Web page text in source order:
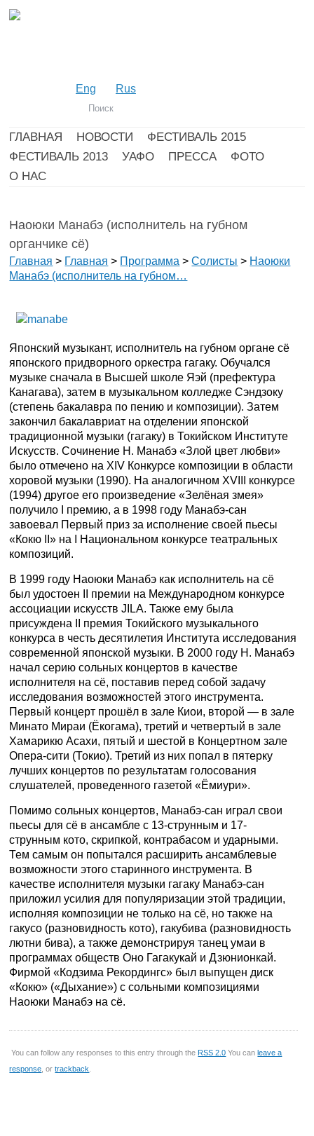
Eng Rus
ГЛАВНАЯ НОВОСТИ
ФЕСТИВАЛЬ 2015
ФЕСТИВАЛЬ 2013
УАФО ПРЕССА
ФОТО
О НАС
Наоюки Манабэ (исполнитель на губном
органчике сё)
Главная > Главная > Программа >Солисты > Наоюки
Манабэ (исполнитель на губном…
Японский музыкант, исполнитель на губном органе сё
японского придворного оркестра гагаку. Обучался
музыке сначала в Высшей школе Яэй (префектура
Канагава), затем в музыкальном колледже Сэндзоку
(степень бакалавра по пению и композиции). Затем
закончил бакалавриат на отделении японской
традиционной музыки (гагаку) в Токийском Институте
Искусств. Сочинение Н. Манабэ «Злой цвет любви»
было отмечено на XIV Конкурсе композиции в области
хоровой музыки (1990). На аналогичном XVIII конкурсе
(1994) другое его произведение «Зелёная змея»
получило I премию, а в 1998 году Манабэ-сан
завоевал Первый приз за исполнение своей пьесы
«Кокю II» на I Национальном конкурсе театральных
композиций.
В 1999 году Наоюки Манабэ как исполнитель на сё
был удостоен II премии на Международном конкурсе
ассоциации искусств JILA. Также ему была
присуждена II премия Токийского музыкального
конкурса в честь десятилетия Института исследования
современной японской музыки. В 2000 году Н. Манабэ
начал серию сольных концертов в качестве
исполнителя на сё, поставив перед собой задачу
исследования возможностей этого инструмента.
Первый концерт прошёл в зале Киои, второй — в зале
Минато Мираи (Ёкогама), третий и четвертый в зале
Хамарикю Асахи, пятый и шестой в Концертном зале
Опера-сити (Токио). Третий из них попал в пятерку
лучших концертов по результатам голосования
слушателей, проведенного газетой «Ёмиури».
Помимо сольных концертов, Манабэ-сан играл свои
пьесы для сё в ансамбле с 13-струнным и 17-
струнным кото, скрипкой, контрабасом и ударными.
Тем самым он попытался расширить ансамблевые
возможности этого старинного инструмента. В
качестве исполнителя музыки гагаку Манабэ-сан
приложил усилия для популяризации этой традиции,
исполняя композиции не только на сё, но также на
гакусо (разновидность кото), гакубива (разновидность
лютни бива), а также демонстрируя танец умаи в
программах обществ Оно Гагакукай и Дзюнионкай.
Фирмой «Кодзима Рекордингс» был выпущен диск
«Кокю» («Дыхание») с сольными композициями
Наоюки Манабэ на сё.
You can follow any responses to this entry through the RSS 2.0 You canleave a
response , ortrackback